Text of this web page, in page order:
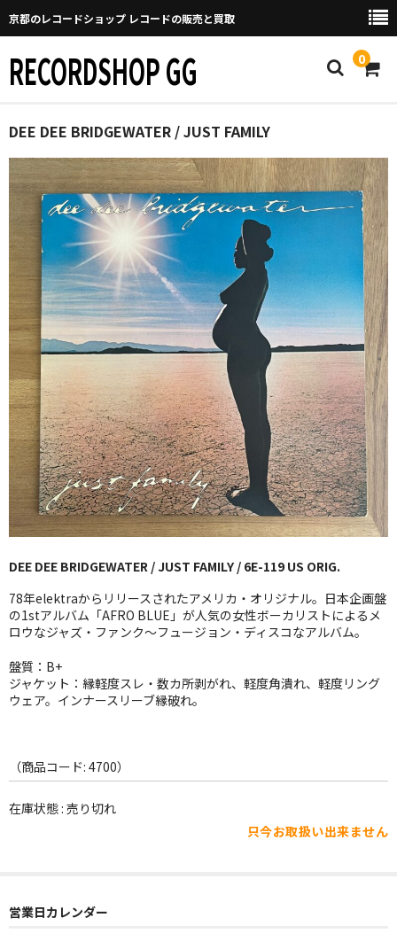
京都のレコードショップ レコードの販売と買取
RECORDSHOP GG 0
Home
マイページ
GGについて
買取について
取り置きなどについて
Categories
New Arrivals
新譜
GG RECORD （当店のレーベル）
全商品
JAZZ-US
BLUE NOTE
JAZZ-EU
JAZZ-JP
J-POP
FOLK,SSW
レア盤（1万円以上）
DEE DEE BRIDGEWATER / JUST FAMILY
DEE DEE BRIDGEWATER / JUST FAMILY / 6E-119 US ORIG.
78年elektraからリリースされたアメリカ・オリジナル。日本企画盤
の1stアルバム「AFRO BLUE」が人気の女性ボーカリストによるメ
ロウなジャズ・ファンク〜フュージョン・ディスコなアルバム。
盤質：B+
ジャケット：縁軽度スレ・数カ所剥がれ、軽度角潰れ、軽度リング
ウェア。インナースリーブ縁破れ。
（商品コード: 4700）
在庫状態 : 売り切れ
只今お取扱い出来ません
営業日カレンダー